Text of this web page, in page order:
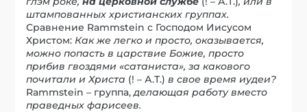
штампованных христианских группах.
Сравнение Rammstein с Господом Иисусом
Христом: Как же легко и просто, оказывается,
можно попасть в царствие Божие, просто
прибив гвоздями «сатаниста», за какового
почитали и Христа (! – А.Т.)в свое время иудеи?
Rammstein – группа,делающая работу вместо
праведных фарисеев.